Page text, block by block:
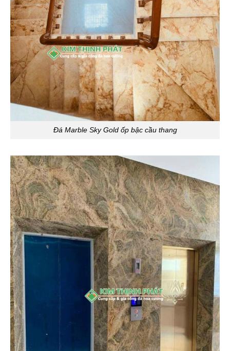
Đá Marble Sky Gold ốp bậc cầu thang